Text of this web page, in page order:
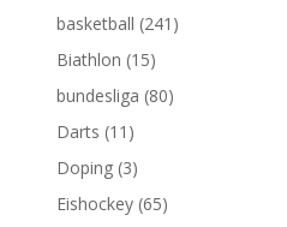
basketball (241)
Biathlon (15)
bundesliga (80)
Darts (11)
Doping(3)
Eishockey(65)